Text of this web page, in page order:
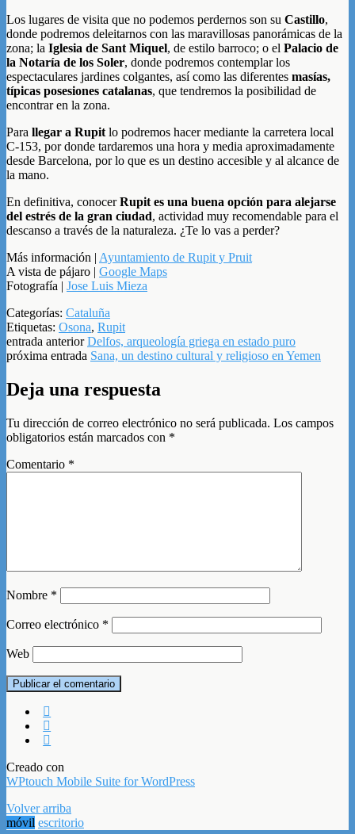
Los lugares de visita que no podemos perdernos son su Castillo,
donde podremos deleitarnos con las maravillosas panorámicas de la
zona; la Iglesia de Sant Miquel, de estilo barroco; o el Palacio de
la Notaría de los Soler, donde podremos contemplar los
espectaculares jardines colgantes, así como las diferentes masías,
típicas posesiones catalanas, que tendremos la posibilidad de
encontrar en la zona.
Para llegar a Rupit lo podremos hacer mediante la carretera local
C-153, por donde tardaremos una hora y media aproximadamente
desde Barcelona, por lo que es un destino accesible y al alcance de
la mano.
En definitiva, conocerRupit es una buena opción para alejarse
del estrés de la gran ciudad, actividad muy recomendable para el
descanso a través de la naturaleza. ¿Te lo vas a perder?
Más información | Ayuntamiento de Rupit y Pruit
A vista de pájaro | Google Maps
Fotografía | Jose Luis Mieza
Categorías: Cataluña
Etiquetas: Osona, Rupit
entrada anteriorDelfos, arqueología griega en estado puro
próxima entrada Sana, un destino cultural y religioso en Yemen
Deja una respuesta
Tu dirección de correo electrónico no será publicada. Los campos
obligatorios están marcados con *
Comentario *
Nombre *
Correo electrónico *
Web
Creado con
WPtouch Mobile Suite for WordPress
Volver arriba
móvil escritorio